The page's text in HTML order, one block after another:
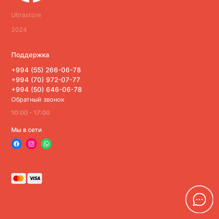
Системы охраны и безопасности
Автомобильная электроника
Показать все
Ultrastore
2024
Поддержка
+994 (55) 266-06-78
+994 (70) 972-07-77
+994 (50) 646-06-78
Обратный звонок
10:00 - 17:00
Мы в сети